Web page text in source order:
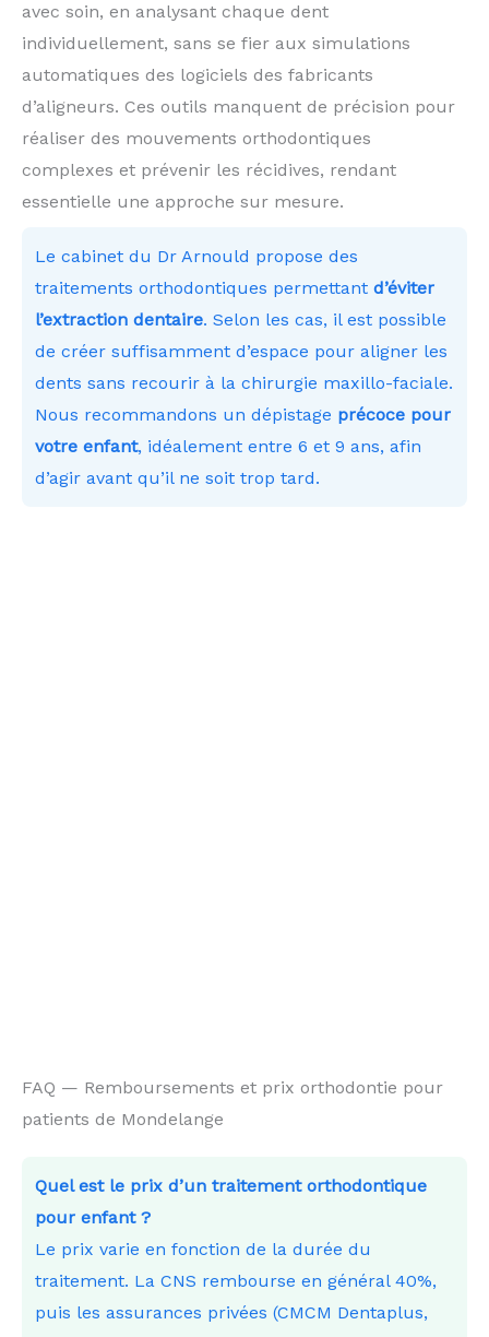
avec soin, en analysant chaque dent
individuellement, sans se fier aux simulations
automatiques des logiciels des fabricants
d’aligneurs. Ces outils manquent de précision pour
réaliser des mouvements orthodontiques
complexes et prévenir les récidives, rendant
essentielle une approche sur mesure.
Le cabinet du Dr Arnould propose des
traitements orthodontiques permettant d’éviter
l’extraction dentaire. Selon les cas, il est possible
de créer suffisamment d’espace pour aligner les
dents sans recourir à la chirurgie maxillo-faciale.
Nous recommandons un dépistage précoce pour
votre enfant, idéalement entre 6 et 9 ans, afin
d’agir avant qu’il ne soit trop tard.
FAQ — Remboursements et prix orthodontie pour
patients de Mondelange
Quel est le prix d’un traitement orthodontique
pour enfant ?
Le prix varie en fonction de la durée du
traitement. La CNS rembourse en général 40%,
puis les assurances privées (CMCM Dentaplus,